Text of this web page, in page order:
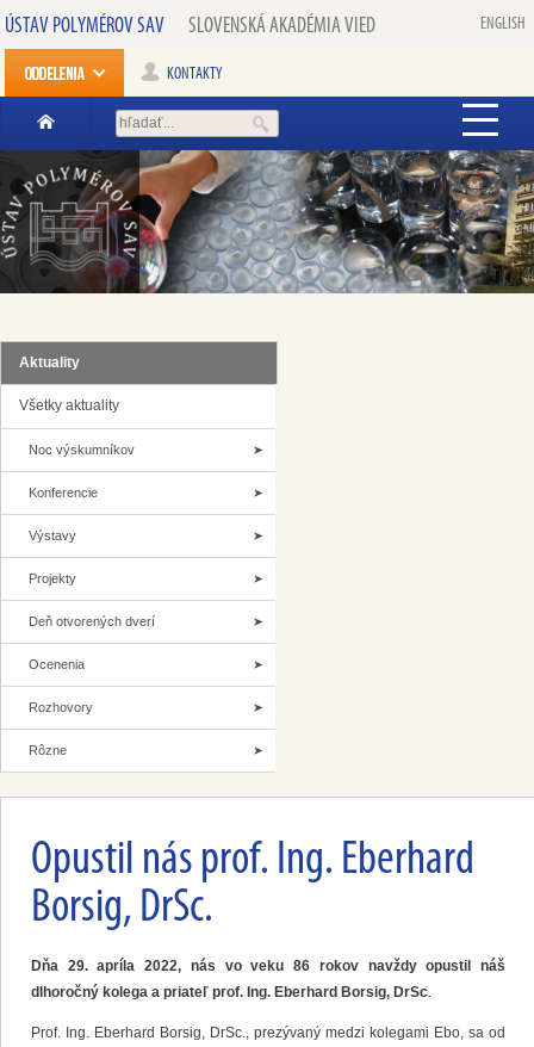
ÚSTAV POLYMÉROV SAV SLOVENSKÁ AKADÉMIA VIED ENGLISH
KONTAKTY
Aktuality
Všetky aktuality
Noc výskumníkov
Konferencie
Výstavy
Projekty
Deň otvorených dverí
Ocenenia
Rozhovory
Rôzne
Opustil nás prof. Ing. Eberhard
Borsig, DrSc.
Dňa 29. apríla 2022, nás vo veku 86 rokov navždy opustil náš
dlhoročný kolega a priateľ prof. Ing. Eberhard Borsig, DrSc.
Prof. Ing. Eberhard Borsig, DrSc., prezývaný medzi kolegami Ebo, sa od